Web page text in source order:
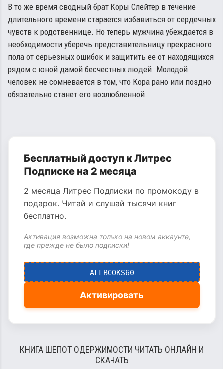
В то же время сводный брат Коры Слейтер в течение
длительного времени старается избавиться от сердечных
чувств к родственнице. Но теперь мужчина убеждается в
необходимости уберечь представительницу прекрасного
пола от серьезных ошибок и защитить ее от находящихся
рядом с юной дамой бесчестных людей. Молодой
человек не сомневается в том, что Кора рано или поздно
обязательно станет его возлюбленной.
Бесплатный доступ к Литрес
Подписке на 2 месяца
2 месяца Литрес Подписки по промокоду в
подарок. Читай и слушай тысячи книг
бесплатно.
Активация возможна только на новом аккаунте,
где прежде не было подписки!
ALLBOOKS60
Активировать
КНИГА ШЕПОТ ОДЕРЖИМОСТИ ЧИТАТЬ ОНЛАЙН И
СКАЧАТЬ